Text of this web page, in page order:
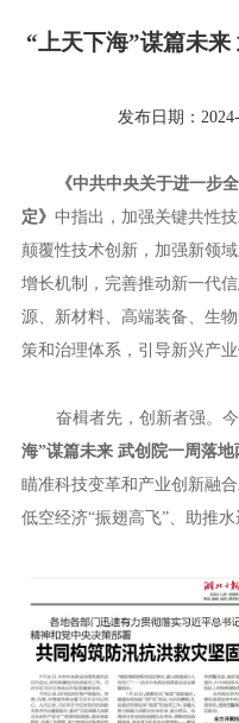
“上天下海”谋篇未
发布日期：
《中共中央关于进一步
定》 中指出，加强关键共性
颠覆性技术创新，加强新领
增长机制，完善推动新一代
源、新材料、高端装备、生
策和治理体系，引导新兴产业
奋楫者先，创新者强。
海”谋篇未来 武创院一周落地
瞄准科技变革和产业创新融
低空经济“振翅高飞”、助推